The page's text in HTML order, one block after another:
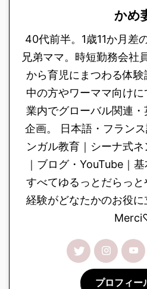
かめ
40代前半。1歳11か月差
兄弟ママ。時短勤務会社
から育児にまつわる体
中の方やワーママ向け
業内でグローバル関連
企画。 日本語・フラン
ンガル教育｜シーナ式
｜ブログ・YouTube｜
すべてゆるっとだらっ
経験がどなたかのお役に
プロフィー